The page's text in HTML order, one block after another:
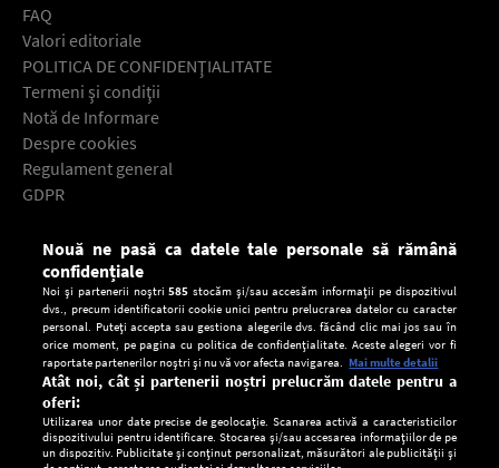
FAQ
Valori editoriale
POLITICA DE CONFIDENŢIALITATE
Termeni şi condiţii
Notă de Informare
Despre cookies
Regulament general
GDPR
Descarcă gratuit aplicaţia Europa FM pentru smartphone:
Nouă ne pasă ca datele tale personale să rămână
confidențiale
Noi și partenerii noștri585 stocăm și/sau accesăm informații pe dispozitivul
dvs., precum identificatorii cookie unici pentru prelucrarea datelor cu caracter
personal. Puteți accepta sau gestiona alegerile dvs. făcând clic mai jos sau în
orice moment, pe pagina cu politica de confidențialitate. Aceste alegeri vor fi
raportate partenerilor noștri și nu vă vor afecta navigarea. Mai multe detalii
Atât noi, cât și partenerii noștri prelucrăm datele pentru a
oferi:
Utilizarea unor date precise de geolocație. Scanarea activă a caracteristicilor
dispozitivului pentru identificare. Stocarea și/sau accesarea informațiilor de pe
un dispozitiv. Publicitate și conținut personalizat, măsurători ale publicității și